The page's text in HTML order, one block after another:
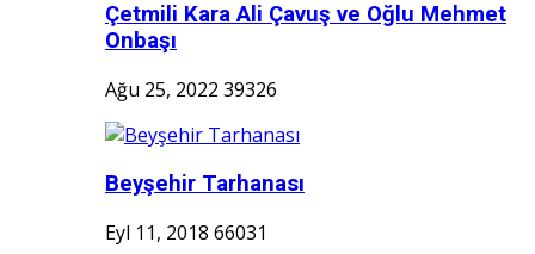
Çetmili Kara Ali Çavuş ve Oğlu Mehmet
Onbaşı
Ağu 25, 2022 39326
Beyşehir Tarhanası
Eyl 11, 2018 66031